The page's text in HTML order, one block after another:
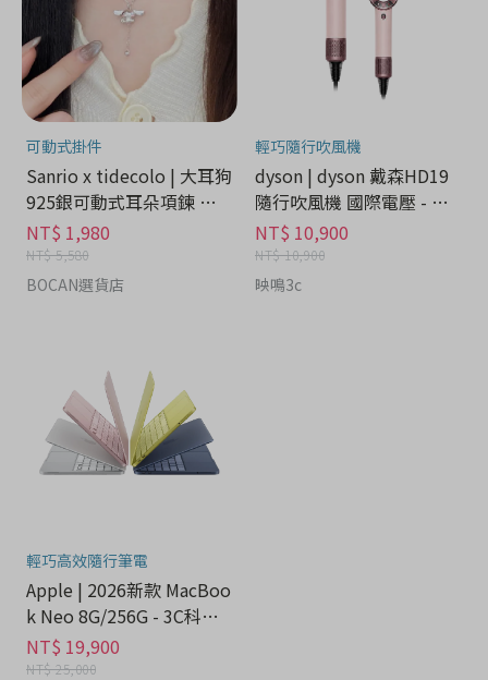
可動式掛件
Sanrio x tidecolo | 大耳狗
925銀可動式耳朵項鍊 禮
盒 - 流行潮牌分期
NT$ 1,980
NT$ 5,580
BOCAN選貨店
輕巧隨行吹風機
dyson | dyson 戴森HD19
隨行吹風機 國際電壓 - 家
電分期
NT$ 10,900
NT$ 10,900
映鳴3c
輕巧高效隨行筆電
Apple | 2026新款 MacBoo
k Neo 8G/256G - 3C科技
分期
NT$ 19,900
NT$ 25,000